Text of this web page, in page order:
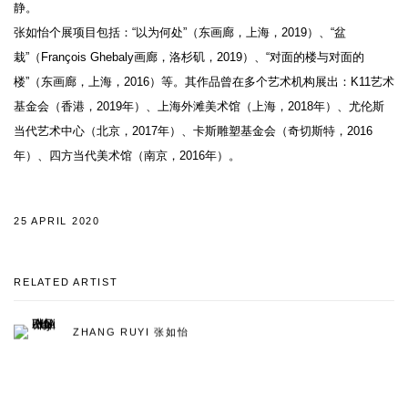
静。
张如怡个展项目包括：“以为何处”（东画廊，上海，2019）、“盆
栽”（François Ghebaly画廊，洛杉矶，2019）、“对面的楼与对面的
楼”（东画廊，上海，2016）等。其作品曾在多个艺术机构展出：K11艺术
基金会（香港，2019年）、上海外滩美术馆（上海，2018年）、尤伦斯
当代艺术中心（北京，2017年）、卡斯雕塑基金会（奇切斯特，2016
年）、四方当代美术馆（南京，2016年）。
25 APRIL 2020
RELATED ARTIST
ZHANG RUYI 张如怡